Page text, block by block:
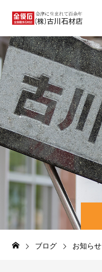
ブログ お知らせ